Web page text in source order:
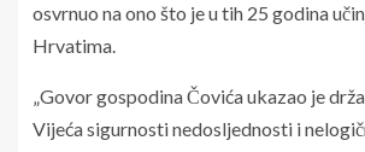
osvrnuo na ono što je u tih 25 godina
Hrvatima.
„Govor gospodina Čovića ukazao je
Vijeća sigurnosti nedosljednosti i